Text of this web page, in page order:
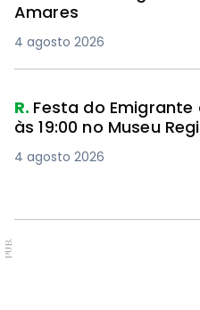
Amares
4 agosto 2026
R. Festa do
às 19:00 no Museu
4 agosto 2026
PUB.